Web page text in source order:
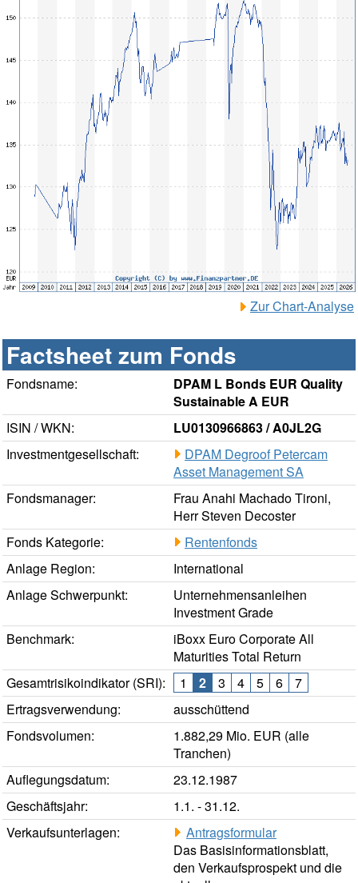
Zur Chart-Analyse
Factsheet zum Fonds
Fondsname:
DPAM L Bonds EUR Quality
Sustainable A EUR
ISIN / WKN:
LU0130966863 / A0JL2G
Investmentgesellschaft:
DPAM Degroof Petercam
Asset Management SA
Fondsmanager:
Frau Anahi Machado Tironi,
Herr Steven Decoster
Fonds Kategorie:
Rentenfonds
Anlage Region:
International
Anlage Schwerpunkt:
Unternehmensanleihen
Investment Grade
Benchmark:
iBoxx Euro Corporate All
Maturities Total Return
Gesamtrisikoindikator (SRI):
1 2 3 4 5 6
7
Ertragsverwendung:
ausschüttend
Fondsvolumen:
1.882,29 Mio. EUR (alle
Tranchen)
Auflegungsdatum:
23.12.1987
Geschäftsjahr:
1.1. - 31.12.
Verkaufsunterlagen:
Antragsformular
Das Basisinformationsblatt,
den Verkaufsprospekt und die